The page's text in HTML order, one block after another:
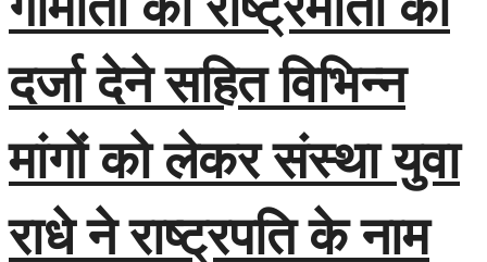
दर्जा देने सहित विभिन्न
मांगों को लेकर संस्था युवा
राधे ने राष्ट्रपति के नाम